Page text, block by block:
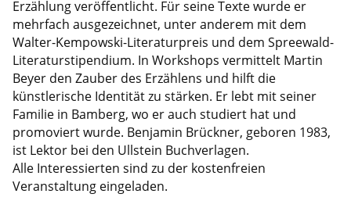
Erzählung veröffentlicht. Für seine Texte wurde er
mehrfach ausgezeichnet, unter anderem mit dem
Walter-Kempowski-Literaturpreis und dem Spreewald-
Literaturstipendium. In Workshops vermittelt Martin
Beyer den Zauber des Erzählens und hilft die
künstlerische Identität zu stärken. Er lebt mit seiner
Familie in Bamberg, wo er auch studiert hat und
promoviert wurde. Benjamin Brückner, geboren 1983,
ist Lektor bei den Ullstein Buchverlagen.
Alle Interessierten sind zu der kostenfreien
Veranstaltung eingeladen.